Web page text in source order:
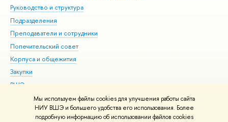
Мы используем файлы cookies для улучшения работы сайта
НИУ ВШЭ и большего удобства его использования. Более
подробную информацию об использовании файлов cookies
Руководство и структура
Подразделения
Преподаватели и сотрудники
Попечительский совет
Корпуса и общежития
Закупки
ВШЭ для студентов с ограниченными возможностями
здоровья и инвалидностью
Версия для слабовидящих
Единая платежная страница